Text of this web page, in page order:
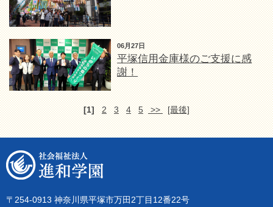
06月27日
平塚信用金庫様のご支援に感
謝！
[1] 2 3 4 5 >> [最後]
〒254-0913 神奈川県平塚市万田2丁目12番22号